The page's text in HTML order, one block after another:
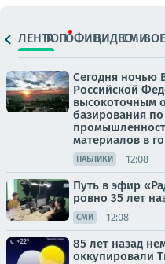
ЛЕНТАТОПОФИЦ.ВИДЕОСМИ
Сегодня ночью
Российской
высокоточным
базирования
материалов в
ПАБЛИКИ 12:08
Путь в эфир
ровно 35 лет
СМИ 12:08
85 лет назад
оккупировали